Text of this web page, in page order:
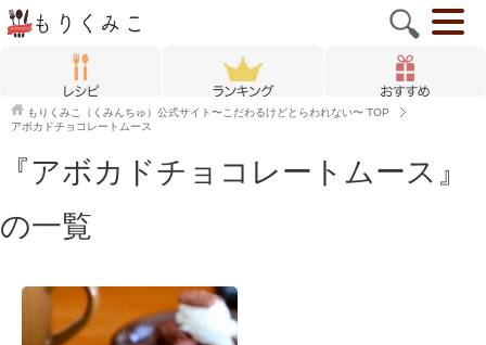
もりくみこ（くみんちゅ）公式サイト〜こだわるけどとらわれない〜 TOP
アボカドチョコレートムース
『アボカドチョコレートムース』
の一覧